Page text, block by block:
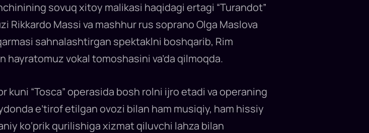
sovuq xitoy malikasi haqidagi ertagi “Turandot”
Rikkardo Massi va mashhur rus soprano Olga Maslova
sahnalashtirgan spektaklni boshqarib, Rim
vokal tomoshasini va’da qilmoqda.
“Tosca” operasida bosh rolni ijro etadi va operaning
e’tirof etilgan ovozi bilan ham musiqiy, ham hissiy
ko‘prik qurilishiga xizmat qiluvchi lahza bilan